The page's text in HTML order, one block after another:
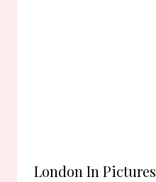
London In Pictures